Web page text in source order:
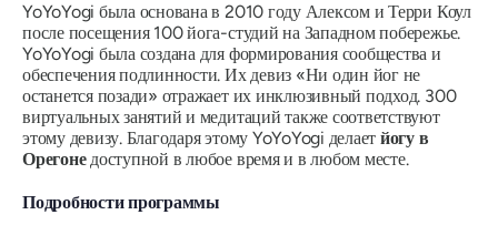
YoYoYogi была основана в 2010 году Алексом и Терри Коул
после посещения 100 йога-студий на Западном побережье.
YoYoYogi была создана для формирования сообщества и
обеспечения подлинности. Их девиз «Ни один йог не
останется позади» отражает их инклюзивный подход. 300
виртуальных занятий и медитаций также соответствуют
этому девизу. Благодаря этому YoYoYogi делает йогу в
Орегонедоступной в любое время и в любом месте.
Подробности программы